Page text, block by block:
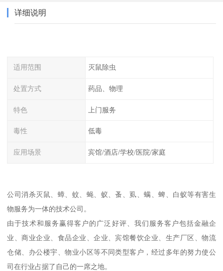
详细说明
适用范围 灭鼠除虫
处置方式 药品、物理
特色 上门服务
毒性 低毒
应用场景 宾馆/酒店/学校/医院/家庭
公司消杀灭鼠、蟑、蚊、蝇、蚁、蚤、虱、螨、蜱、白蚁等有害生
物服务为一体的技术公司。
由于技术和服务赢得客户的广泛好评、我们服务客户包括金融企
业、商业企业、食品企业、企业、宾馆餐饮企业、生产厂区、物流
仓储、办公楼宇、物业小区等不同类型客户，经过多年的努力使公
司在行业占据了自己的一席之地。